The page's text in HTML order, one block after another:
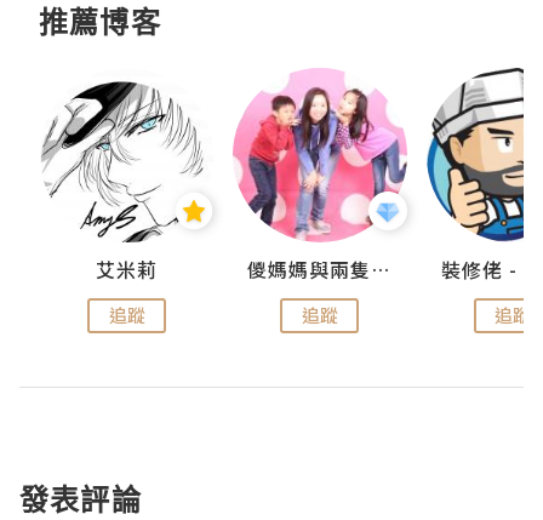
推薦博客
艾米莉
追蹤
儍媽媽與兩隻小魔怪之家
追蹤 追蹤
發表評論